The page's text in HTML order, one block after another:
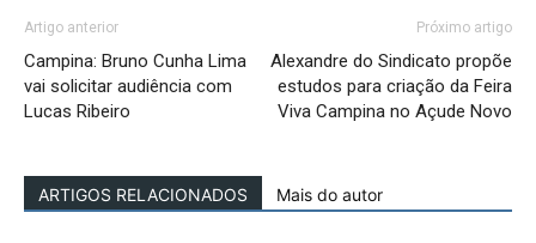
Artigo anterior
Campina: Bruno Cunha Lima
vai solicitar audiência com
Lucas Ribeiro
Próximo artigo
Alexandre do Sindicato propõe
estudos para criação da Feira
Viva Campina no Açude Novo
ARTIGOS RELACIONADOS Mais do autor